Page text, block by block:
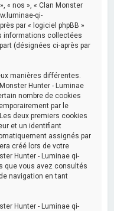
« nos », « Clan Monster
qi-
par « logiciel phpBB »
informations collectées
(désignées ci-après par
manières différentes.
Hunter - Luminae
nombre de cookies
par le
deux premiers cookies
et un identifiant
assignés par
créé lors de votre
Hunter - Luminae qi-
que vous avez consultés
navigation en tant
Hunter - Luminae qi-